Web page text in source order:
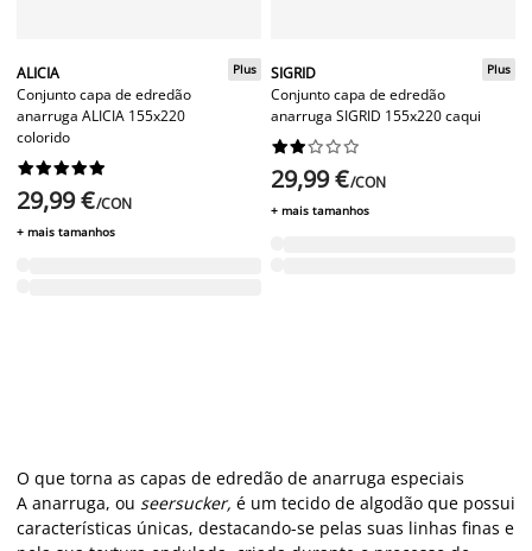
ALICIA
Conjunto capa de edredão
anarruga ALICIA 155x220
colorido
Plus






29,99 €/CON
+ mais tamanhos
SIGRID
Conjunto capa de edredão
anarruga SIGRID 155x220 caqui
Plus






29,99 €/CON
+ mais tamanhos
O que torna as capas de edredão de anarruga especiais
A anarruga, ou seersucker, é um tecido de algodão que possui
características únicas, destacando-se pelas suas linhas finas e